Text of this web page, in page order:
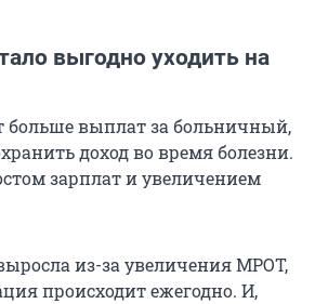
выгодно уходить на
выплат за больничный,
доход во время болезни.
зарплат и увеличением
из-за увеличения МРОТ,
происходит ежегодно. И,